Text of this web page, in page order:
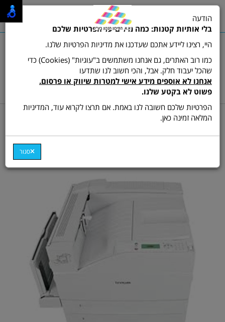
שרות לקוחות ותמיכה:03-9511473
hamikun4u@gmail.com
תפריט
דף בית מדפסות מדפסת לייזר ש/ל
מדפסת לייזר Lexmark
הודעה
בלי אותיות קטנות: כמה מילים על הפרטיות שלכם
היי, רצינו ליידע אתכם שעדכנו את מדיניות הפרטיות שלנו.
כמו רוב האתרים, גם אנחנו משתמשים ב"עוגיות" (Cookies) כדי
שהכל יעבוד חלק. אבל, והכי חשוב לנו שתדעו
אנחנו לא אוספים מידע אישי למטרות שיווק או פרסום.
פשוט לא בקטע שלנו.
הפרטיות שלכם חשובה לנו באמת. אם תרצו לקרוא עוד, המדיניות
המלאה זמינה כאן.
סגור